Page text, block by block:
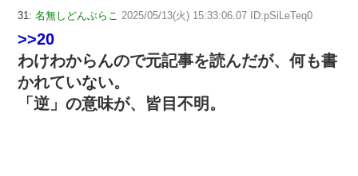
31: 名無しどんぶらこ 2025/05/13(火) 15:33:06.07 ID:pSiLeTeq0
>>20
わけわからんので元記事を読んだが、何も書
かれていない。
「逆」の意味が、皆目不明。